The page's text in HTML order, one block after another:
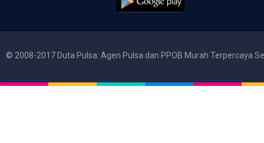
© 2008-2017 Duta Pulsa: Agen Pulsa dan PPOB Murah Terpercaya